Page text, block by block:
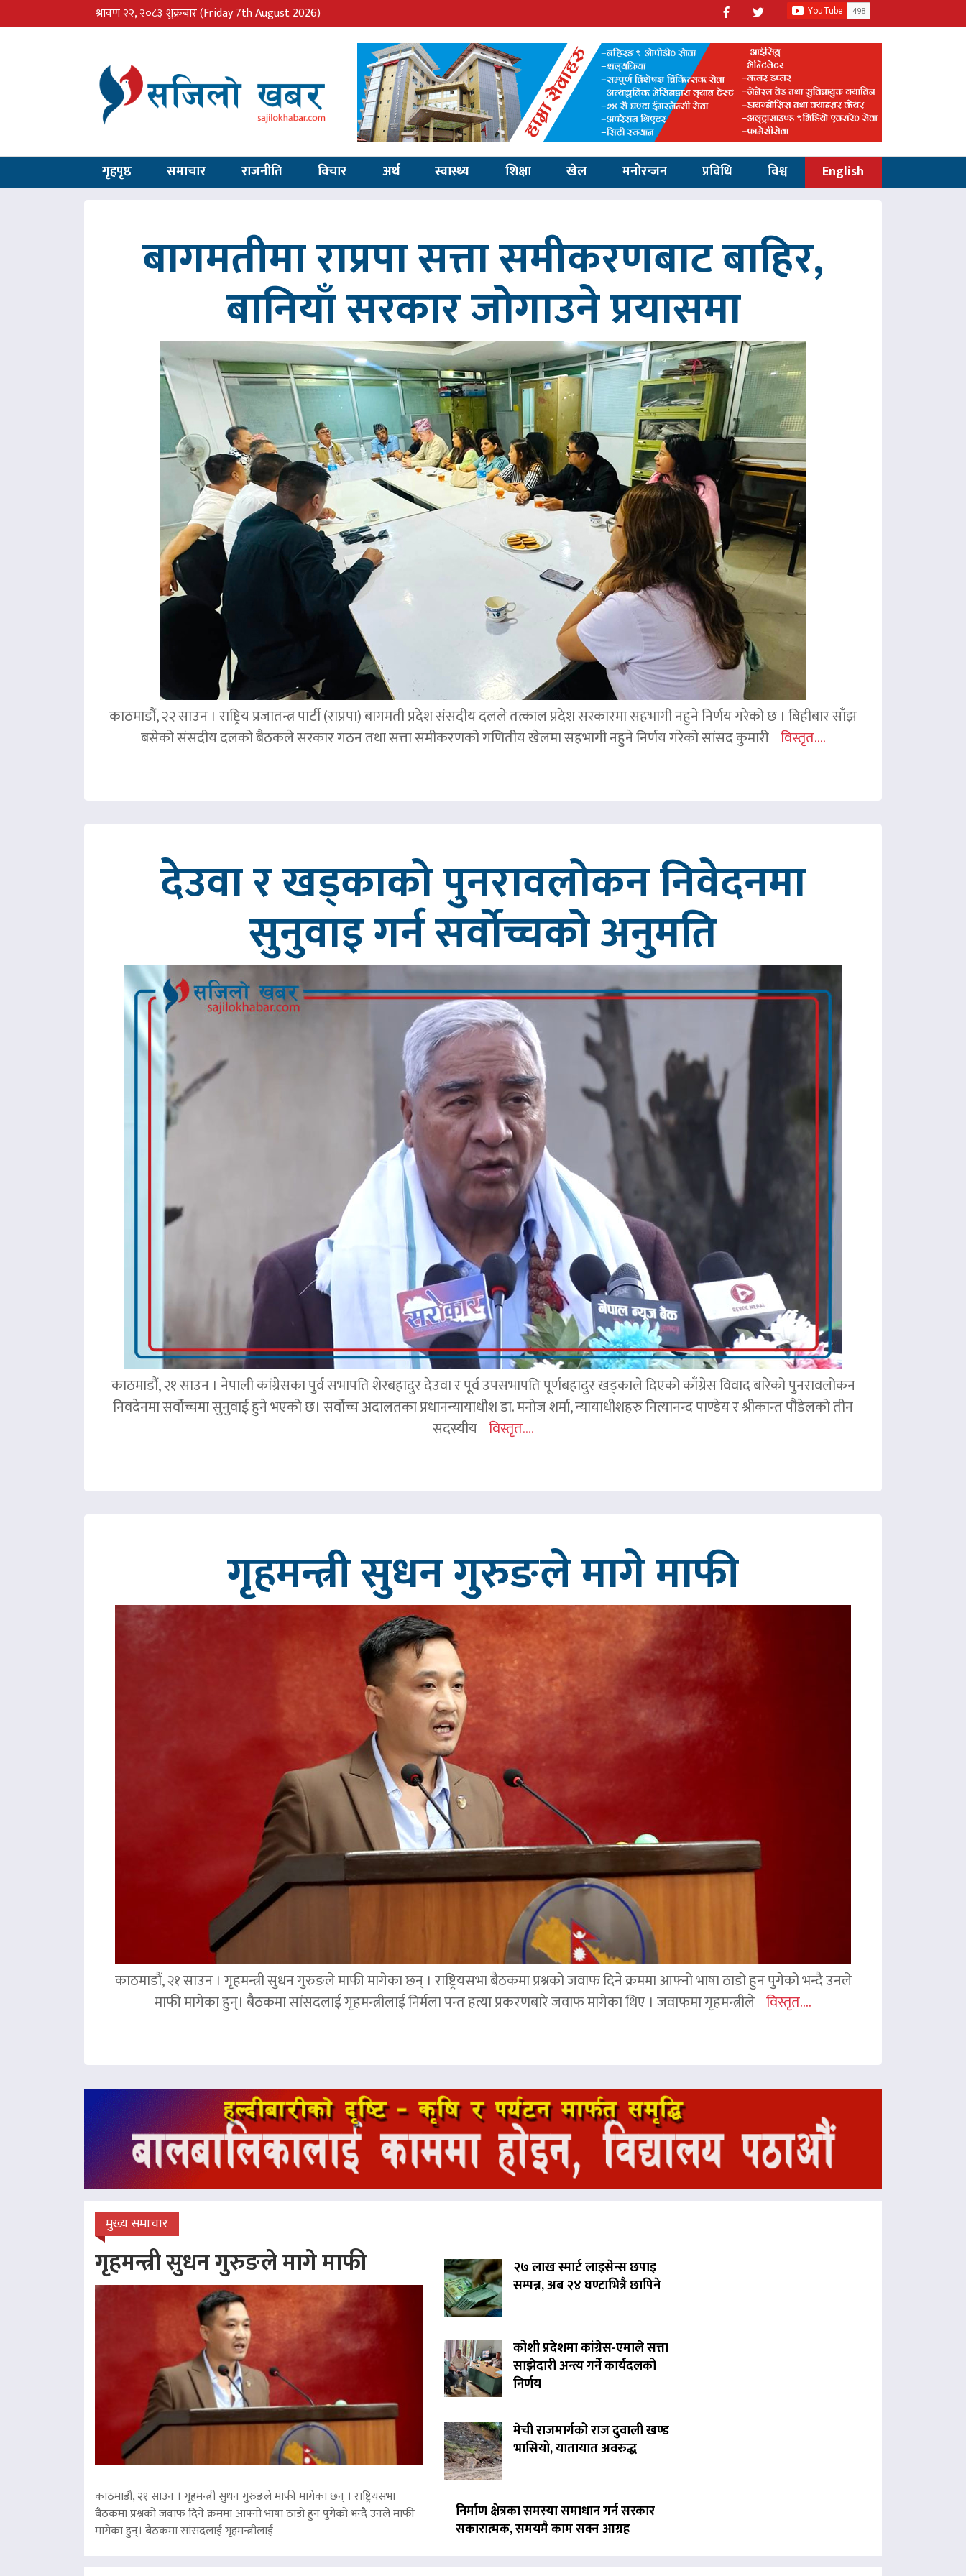
श्रावण २२, २०८३ शुक्रबार(Friday 7th August 2026)
गृहपृष्ठ समाचार राजनीति विचार अर्थ स्वास्थ्य शिक्षा खेल मनोरन्जन प्रविधि विश्व English
बागमतीमा राप्रपा सत्ता समीकरणबाट बाहिर,
बानियाँ सरकार जोगाउने प्रयासमा
काठमाडौं, २२ साउन । राष्ट्रिय प्रजातन्त्र पार्टी (राप्रपा) बागमती प्रदेश संसदीय दलले तत्काल प्रदेश सरकारमा सहभागी नहुने निर्णय गरेको छ । बिहीबार साँझ
बसेको संसदीय दलको बैठकले सरकार गठन तथा सत्ता समीकरणको गणितीय खेलमा सहभागी नहुने निर्णय गरेको सांसद कुमारी विस्तृत....
देउवा र खड्काको पुनरावलोकन निवेदनमा
सुनुवाइ गर्न सर्वोच्चको अनुमति
काठमाडौं, २१ साउन । नेपाली कांग्रेसका पुर्व सभापति शेरबहादुर देउवा र पूर्व उपसभापति पूर्णबहादुर खड्काले दिएको काँग्रेस विवाद बारेको पुनरावलोकन
निवदेनमा सर्वोच्चमा सुनुवाई हुने भएको छ। सर्वोच्च अदालतका प्रधानन्यायाधीश डा. मनोज शर्मा, न्यायाधीशहरु नित्यानन्द पाण्डेय र श्रीकान्त पौडेलको तीन
सदस्यीय विस्तृत....
गृहमन्त्री सुधन गुरुङले मागे माफी
काठमाडौं, २१ साउन । गृहमन्त्री सुधन गुरुङले माफी मागेका छन् । राष्ट्रियसभा बैठकमा प्रश्नको जवाफ दिने क्रममा आफ्नो भाषा ठाडो हुन पुगेको भन्दै उनले
माफी मागेका हुन्। बैठकमा सांसदलाई गृहमन्त्रीलाई निर्मला पन्त हत्या प्रकरणबारे जवाफ मागेका थिए । जवाफमा गृहमन्त्रीले विस्तृत....
मुख्य समाचार
गृहमन्त्री सुधन गुरुङले मागे माफी
काठमाडौं, २१ साउन । गृहमन्त्री सुधन गुरुङले माफी मागेका छन् । राष्ट्रियसभा
बैठकमा प्रश्नको जवाफ दिने क्रममा आफ्नो भाषा ठाडो हुन पुगेको भन्दै उनले माफी
मागेका हुन्। बैठकमा सांसदलाई गृहमन्त्रीलाई
२७ लाख स्मार्ट लाइसेन्स छपाइ
सम्पन्न, अब २४ घण्टाभित्रै छापिने
कोशी प्रदेशमा कांग्रेस-एमाले सत्ता
साझेदारी अन्त्य गर्ने कार्यदलको
निर्णय
मेची राजमार्गको राज दुवाली खण्ड
भासियो, यातायात अवरुद्ध
निर्माण क्षेत्रका समस्या समाधान गर्न सरकार
सकारात्मक, समयमै काम सक्न आग्रह